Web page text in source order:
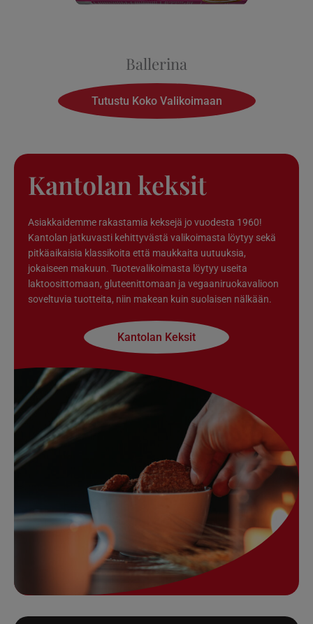
Ballerina
Tutustu Koko Valikoimaan
Kantolan keksit
Asiakkaidemme rakastamia keksejä jo vuodesta 1960!
Kantolan jatkuvasti kehittyvästä valikoimasta löytyy sekä
pitkäaikaisia klassikoita että maukkaita uutuuksia,
jokaiseen makuun. Tuotevalikoimasta löytyy useita
laktoosittomaan, gluteenittomaan ja vegaaniruokavalioon
soveltuvia tuotteita, niin makean kuin suolaisen nälkään.
Kantolan Keksit